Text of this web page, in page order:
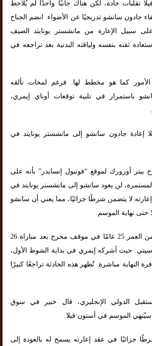
تقلبات حادة، لكن هناك جانبًا واحدًا لم يُلاحظ
جادون سانشو تدريجيًا عن الأضواء. انضم الجناح
على سبيل الإعارة من مانشستر يونايتد الصيف
ثقته بنفسه ولياقته البدنية بعد تراجعه في
كما هو مخطط لها. فرغم لمحات تألقه
باستمرار في تلبية توقعات أوناي إيمري،
إعادة جادون سانشو إلى مانشستر يونايتد في
أورورك لموقع “فوتبول إنسايدر” بأنه على
لن يعود سانشو إلى مانشستر يونايتد في
لا يتضمن شرطًا جزائيًا، مما يعني أن سانشو
نهاية الموسم.
تسبب اللاعب البالغ من العمر 25 عامًا في موقف محرج بعد مباراة 26
حيث أشركه إيمري في بداية الشوط الأول،
النهاية مباشرة. تُظهر هذه الحادثة تراجعًا كبيرًا
الدولي الإنجليزي، قال خبير في سوق
سيُنهي الموسم في أستون فيلا.
جزائيًا في عقد إعارته يسمح له بالعودة إلى